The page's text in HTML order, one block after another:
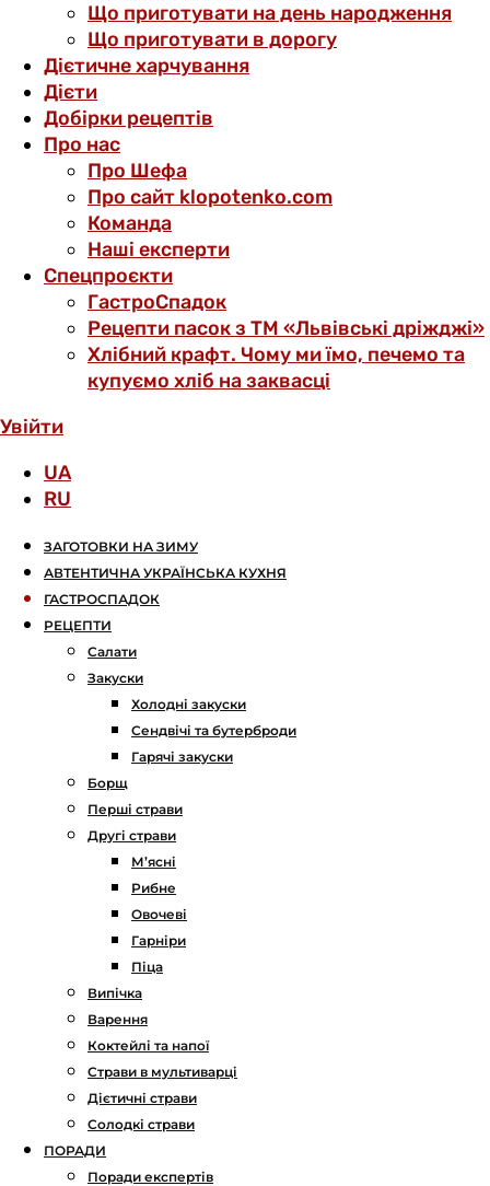
Що приготувати на день народження
Що приготувати в дорогу
Дієтичне харчування
Дієти
Добірки рецептів
Про нас
Про Шефа
Про сайт klopotenko.com
Команда
Наші експерти
Спецпроєкти
ГастроСпадок
Рецепти пасок з ТМ «Львівські дріжджі»
Хлібний крафт. Чому ми їмо, печемо та
купуємо хліб на заквасці
Увійти
UA
RU
ЗАГОТОВКИ НА ЗИМУ
АВТЕНТИЧНА УКРАЇНСЬКА КУХНЯ
ГАСТРОСПАДОК
РЕЦЕПТИ
Салати
Закуски
Холодні закуски
Сендвічі та бутерброди
Гарячі закуски
Борщ
Перші страви
Другі страви
М’ясні
Рибне
Овочеві
Гарніри
Піца
Випічка
Варення
Коктейлі та напої
Страви в мультиварці
Дієтичні страви
Солодкі страви
ПОРАДИ
Поради експертів